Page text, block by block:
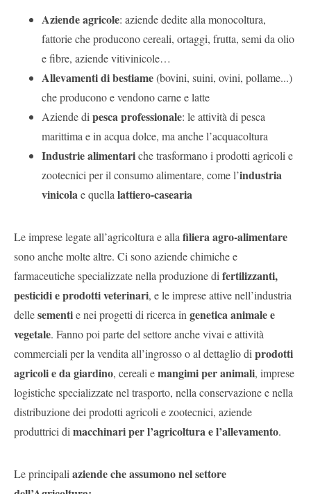
Aziende agricole: aziende dedite alla monocoltura,
fattorie che producono cereali, ortaggi, frutta, semi da olio
e fibre, aziende vitivinicole…
Allevamenti di bestiame(bovini, suini, ovini, pollame...)
che producono e vendono carne e latte
Aziende di pesca professionale: le attività di pesca
marittima e in acqua dolce, ma anche l’acquacoltura
Industrie alimentariche trasformano i prodotti agricoli e
zootecnici per il consumo alimentare, come l’industria
vinicolae quella lattiero-casearia
Le imprese legate all’agricoltura e alla filiera agro-alimentare
sono anche molte altre. Ci sono aziende chimiche e
farmaceutiche specializzate nella produzione di fertilizzanti,
pesticidi e prodotti veterinari, e le imprese attive nell’industria
dellesementie nei progetti di ricerca in genetica animale e
vegetale. Fanno poi parte del settore anche vivai e attività
commerciali per la vendita all’ingrosso o al dettaglio di prodotti
agricoli e da giardino, cereali emangimi per animali, imprese
logistiche specializzate nel trasporto, nella conservazione e nella
distribuzione dei prodotti agricoli e zootecnici, aziende
produttrici di macchinari per l’agricoltura e l’allevamento.
Le principali aziende che assumono nel settore